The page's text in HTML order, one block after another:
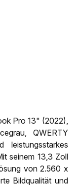
Pro 13" (2022),
QWERTY
leistungsstarkes
seinem 13,3 Zoll
von 2.560 x
Bildqualität und